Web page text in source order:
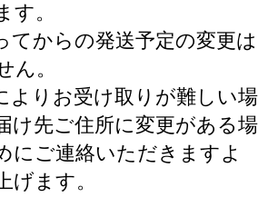
す。
てからの発送予定の変更は
ん。
よりお受け取りが難しい場
け先ご住所に変更がある場
にご連絡いただきますよ
げます。